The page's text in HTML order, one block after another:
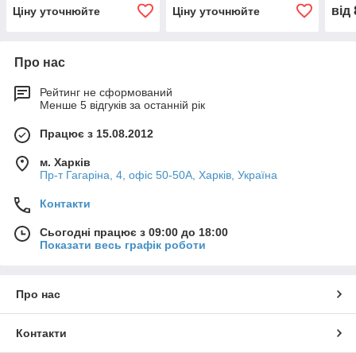
Ціну уточнюйте Ціну уточнюйте від
Про нас
Рейтинг не сформований
Менше 5 відгуків за останній рік
Працює з 15.08.2012
м. Харків
Пр-т Гагаріна, 4, офіс 50-50A, Харків, Україна
Контакти
Сьогодні працює з 09:00 до 18:00
Показати весь графік роботи
Про нас
Контакти